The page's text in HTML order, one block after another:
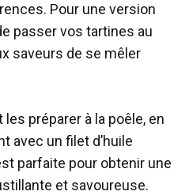
Pour une version
passer vos tartines au
saveurs de se mêler
préparer à la poêle, en
avec un filet d’huile
parfaite pour obtenir une
et savoureuse.